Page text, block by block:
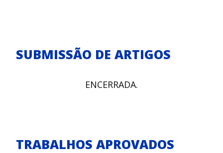
SUBMISSÃO DE ARTIGOS
ENCERRADA.
TRABALHOS APROVADOS